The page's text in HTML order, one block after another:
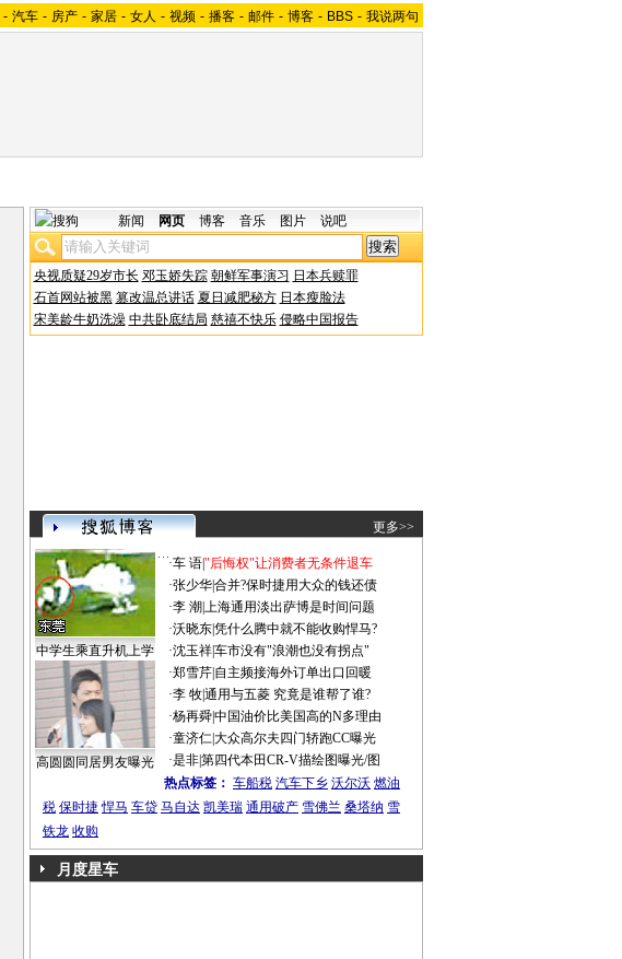
- 汽车 - 房产 - 家居 - 女人 - 视频 - 播客 - 邮件 - 博客 - BBS - 我说两句
新闻 网页 博客 音乐 图片 说吧
央视质疑29岁市长 邓玉娇失踪 朝鲜军事演习 日本兵赎罪
石首网站被黑 篡改温总讲话 夏日减肥秘方 日本瘦脸法
宋美龄牛奶洗澡 中共卧底结局 慈禧不快乐 侵略中国报告
更多>>
中学生乘直升机上学
高圆圆同居男友曝光
·车 语|"后悔权"让消费者无条件退车
·张少华|合并?保时捷用大众的钱还债
·李 潮 上海通用淡出萨博是时间问题
·沃晓东|凭什么腾中就不能收购悍马?
·沈玉祥|车市没有"浪潮也没有拐点"
·郑雪芹| 自主频接海外订单出口回暖
·李 牧|通用与五菱 究竟是谁帮了谁?
·杨再舜|中国油价比美国高的N多理由
·童济仁|大众高尔夫四门轿跑CC曝光
·是非|第四代本田CR-V描绘图曝光/图
热点标签： 车船税 汽车下乡 沃尔沃 燃油
税 保时捷 悍马 车贷 马自达 凯美瑞 通用破产 雪佛兰 桑塔纳 雪
铁龙 收购
月度星车